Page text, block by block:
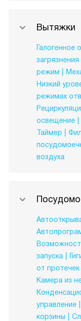
Вытяжки
Галогенное
режим
Низкий
режимах
освещение
Таймер
воздуха
запуска
от протечек
Камера из
управление
корзины